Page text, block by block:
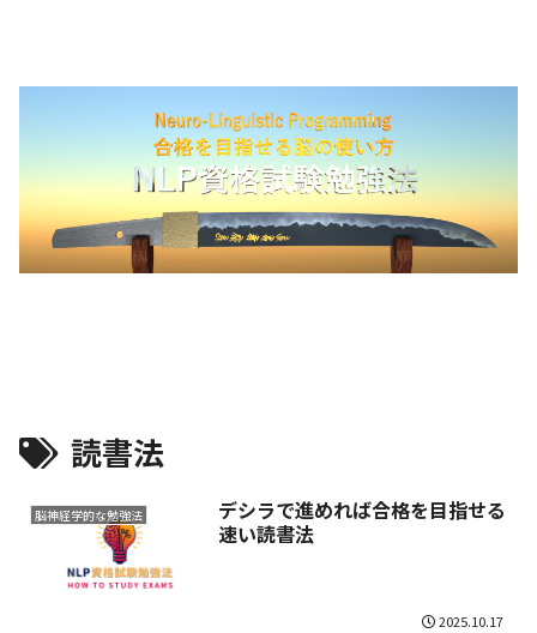
読書法
脳神経学的な勉強法
デシラで進めれば合格を目指せる
速い読書法
2025.10.17